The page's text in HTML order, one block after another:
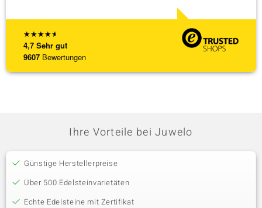
★★★★★
4,7 Sehr gut
9607 Bewertungen
Ihre Vorteile bei Juwelo
Günstige Herstellerpreise
Über 500 Edelsteinvarietäten
Echte Edelsteine mit Zertifikat